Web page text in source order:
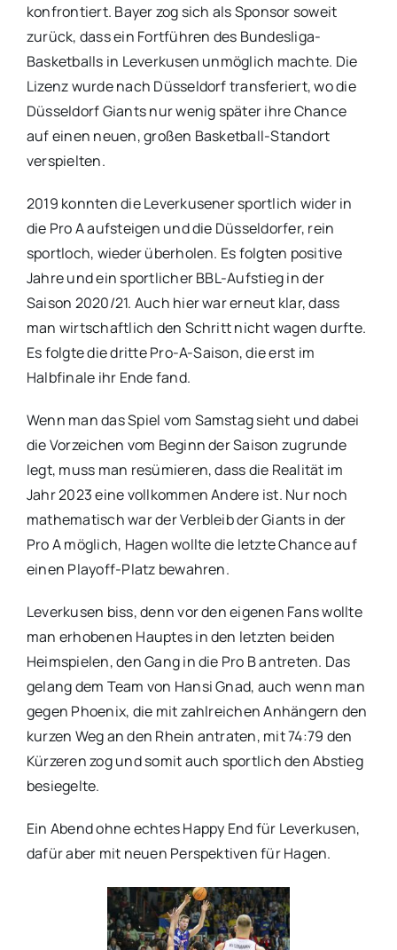
konfrontiert. Bayer zog sich als Sponsor soweit
zurück, dass ein Fortführen des Bundesliga-
Basketballs in Leverkusen unmöglich machte. Die
Lizenz wurde nach Düsseldorf transferiert, wo die
Düsseldorf Giants nur wenig später ihre Chance
auf einen neuen, großen Basketball-Standort
verspielten.
2019 konnten die Leverkusener sportlich wider in
die Pro A aufsteigen und die Düsseldorfer, rein
sportloch, wieder überholen. Es folgten positive
Jahre und ein sportlicher BBL-Aufstieg in der
Saison 2020/21. Auch hier war erneut klar, dass
man wirtschaftlich den Schritt nicht wagen durfte.
Es folgte die dritte Pro-A-Saison, die erst im
Halbfinale ihr Ende fand.
Wenn man das Spiel vom Samstag sieht und dabei
die Vorzeichen vom Beginn der Saison zugrunde
legt, muss man resümieren, dass die Realität im
Jahr 2023 eine vollkommen Andere ist. Nur noch
mathematisch war der Verbleib der Giants in der
Pro A möglich, Hagen wollte die letzte Chance auf
einen Playoff-Platz bewahren.
Leverkusen biss, denn vor den eigenen Fans wollte
man erhobenen Hauptes in den letzten beiden
Heimspielen, den Gang in die Pro B antreten. Das
gelang dem Team von Hansi Gnad, auch wenn man
gegen Phoenix, die mit zahlreichen Anhängern den
kurzen Weg an den Rhein antraten, mit 74:79 den
Kürzeren zog und somit auch sportlich den Abstieg
besiegelte.
Ein Abend ohne echtes Happy End für Leverkusen,
dafür aber mit neuen Perspektiven für Hagen.